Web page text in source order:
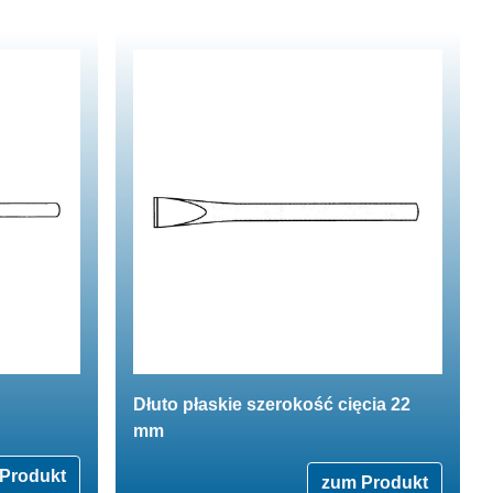
Dłuto płaskie szerokość cięcia 22
mm
zum Produkt